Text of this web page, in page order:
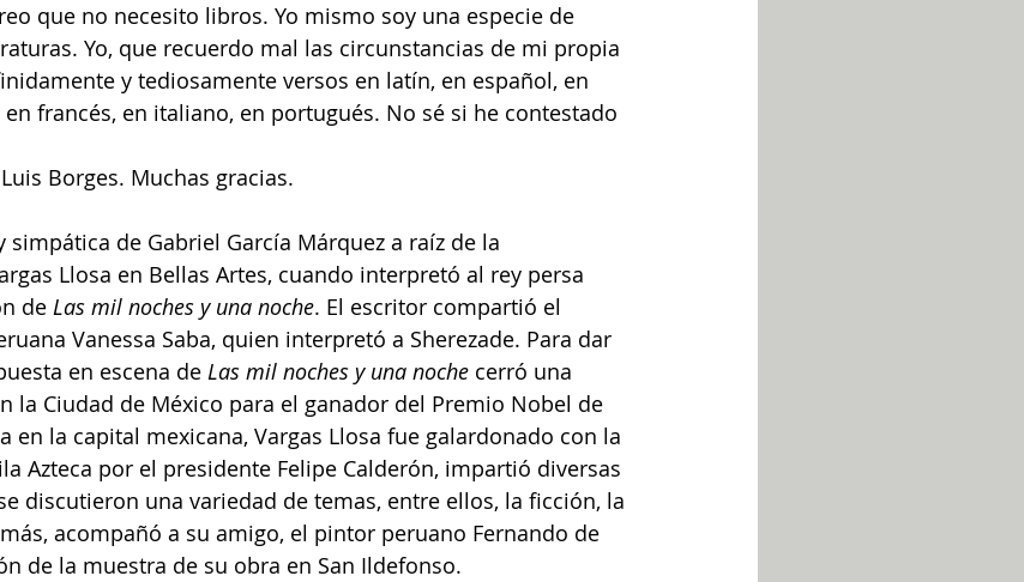
que no necesito libros. Yo mismo soy una especie de
Yo, que recuerdo mal las circunstancias de mi propia
y tediosamente versos en latín, en español, en
francés, en italiano, en portugués. No sé si he contestado
Borges. Muchas gracias.
simpática de Gabriel García Márquez a raíz de la
Llosa en Bellas Artes, cuando interpretó al rey persa
de Las mil noches y una noche. El escritor compartió el
Vanessa Saba, quien interpretó a Sherezade. Para dar
en escena de Las mil noches y una noche cerró una
la Ciudad de México para el ganador del Premio Nobel de
en la capital mexicana, Vargas Llosa fue galardonado con la
Azteca por el presidente Felipe Calderón, impartió diversas
discutieron una variedad de temas, entre ellos, la ficción, la
acompañó a su amigo, el pintor peruano Fernando de
de la muestra de su obra en San Ildefonso.